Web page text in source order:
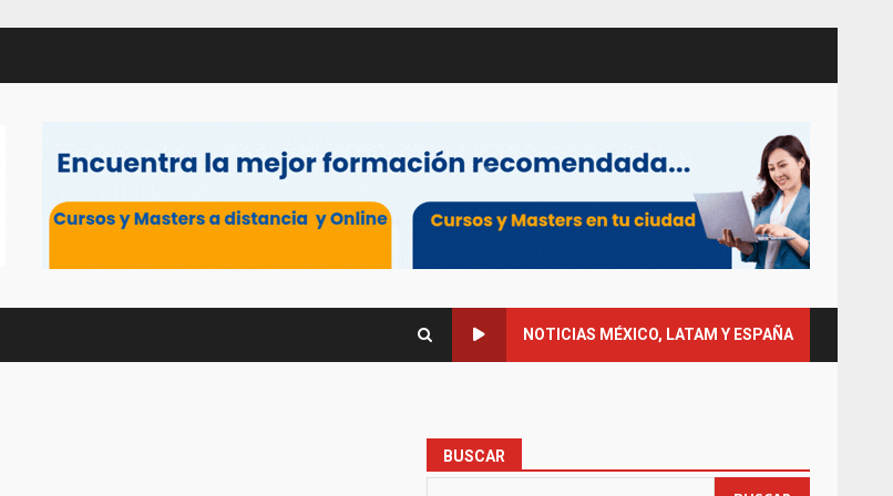
NOTICIAS MÉXICO, LATAM Y ESPAÑA
BUSCAR